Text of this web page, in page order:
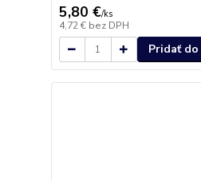
5,80 €/ks
4,72 € bez DPH
Pridať